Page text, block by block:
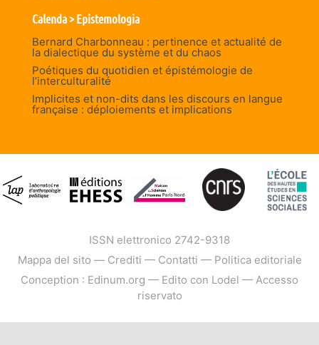
Calenda > Epistemologia
Bernard Charbonneau : pertinence et actualité de
la dialectique du système et du chaos
Poétiques du quotidien et épistémologie de
l’interculturalité
Implicites et non-dits dans les discours en langue
française : déploiements et implications
ISSN elettronico 2742-9318
Mappa del sito — Crediti — Contatti — Politica editoriale
Conception : Edinum.org — Edito con Lodel — Accesso
riservato